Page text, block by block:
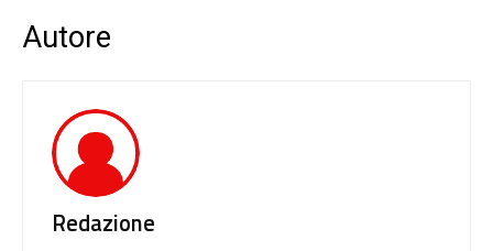
Autore
Redazione